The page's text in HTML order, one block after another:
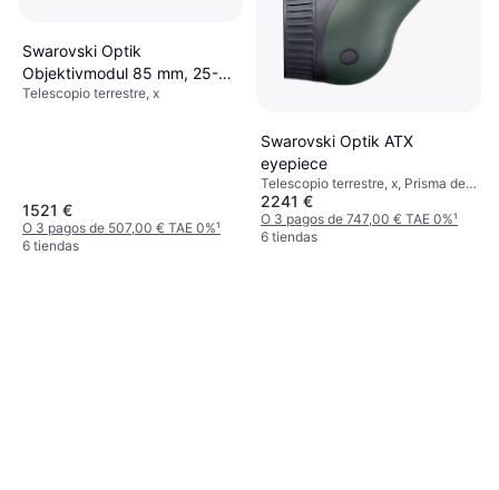
Swarovski Optik
Objektivmodul 85 mm, 25-
60x
Telescopio terrestre, x
1521 €
O 3 pagos de 507,00 € TAE 0%¹
6 tiendas
Swarovski Optik ATX
eyepiece
Telescopio terrestre, x, Prisma de
Techo, Estabilizador de imagen
2241 €
O 3 pagos de 747,00 € TAE 0%¹
6 tiendas